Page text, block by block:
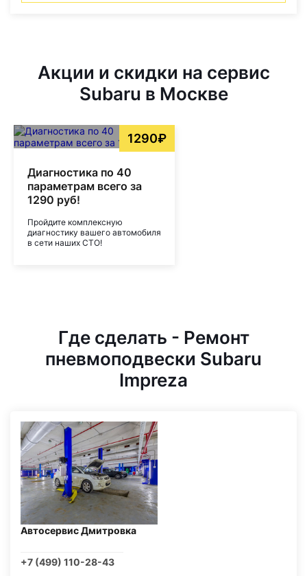
Акции и скидки на сервис
Subaru в Москве
1290₽
Диагностика по 40
параметрам всего за
1290 руб!
Пройдите комплексную
диагностику вашего автомобиля
в сети наших СТО!
Где сделать - Ремонт
пневмоподвески Subaru
Impreza
Автосервис Дмитровка
+7 (499) 110-28-43